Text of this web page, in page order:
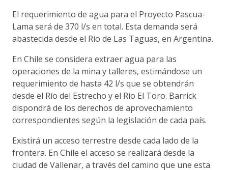
El requerimiento de agua para el Proyecto Pascua-
Lama será de 370 l/s en total. Esta demanda será
abastecida desde el Río de Las Taguas, en Argentina.
En Chile se considera extraer agua para las
operaciones de la mina y talleres, estimándose un
requerimiento de hasta 42 l/s que se obtendrán
desde el Río del Estrecho y el Río El Toro. Barrick
dispondrá de los derechos de aprovechamiento
correspondientes según la legislación de cada país.
Existirá un acceso terrestre desde cada lado de la
frontera. En Chile el acceso se realizará desde la
ciudad de Vallenar, a través del camino que une esta